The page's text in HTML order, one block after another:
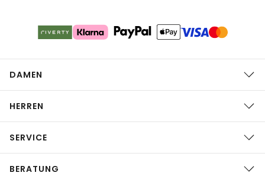
DAMEN
HERREN
SERVICE
BERATUNG